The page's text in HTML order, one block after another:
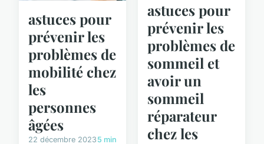
astuces pour
prévenir les
problèmes de
mobilité chez
les
personnes
âgées
22 décembre 2023 5 min
astuces pour
prévenir les
problèmes de
sommeil et
avoir un
sommeil
réparateur
chez les